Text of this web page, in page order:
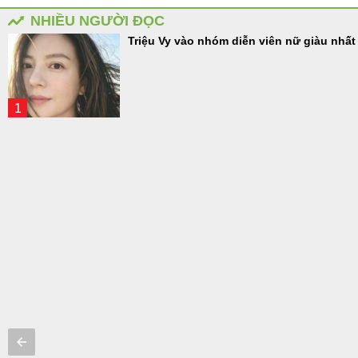
NHIỀU NGƯỜI ĐỌC
1
Triệu Vy vào nhóm diễn viên nữ giàu